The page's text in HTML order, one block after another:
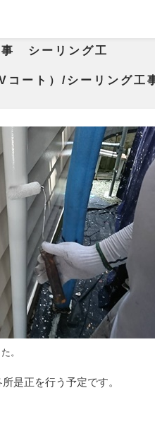
ーリング工
ート）/シーリング工
。
是正を行う予定です。